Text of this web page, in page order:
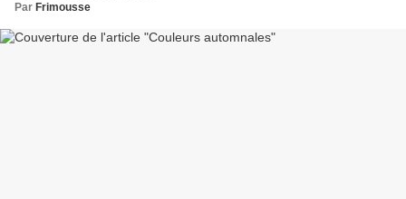
Par Frimousse